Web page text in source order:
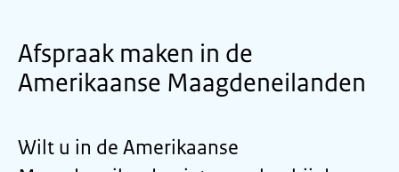
Afspraak maken in de
Amerikaanse Maagdeneilanden
Wilt u in de Amerikaanse